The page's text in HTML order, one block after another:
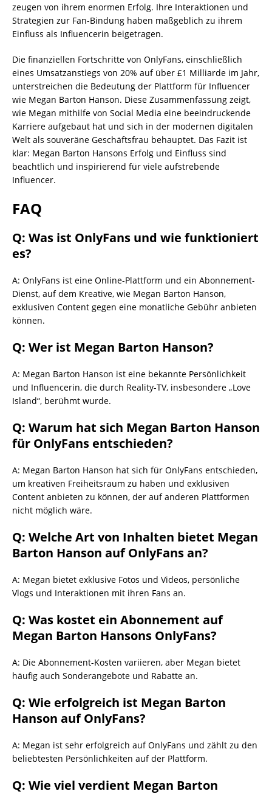
zeugen von ihrem enormen Erfolg. Ihre Interaktionen und
Strategien zur Fan-Bindung haben maßgeblich zu ihrem
Einfluss als Influencerin beigetragen.
Die finanziellen Fortschritte von OnlyFans, einschließlich
eines Umsatzanstiegs von 20% auf über £1 Milliarde im Jahr,
unterstreichen die Bedeutung der Plattform für Influencer
wie Megan Barton Hanson. Diese Zusammenfassung zeigt,
wie Megan mithilfe von Social Media eine beeindruckende
Karriere aufgebaut hat und sich in der modernen digitalen
Welt als souveräne Geschäftsfrau behauptet. Das Fazit ist
klar: Megan Barton Hansons Erfolg und Einfluss sind
beachtlich und inspirierend für viele aufstrebende
Influencer.
FAQ
Q: Was ist OnlyFans und wie funktioniert
es?
A: OnlyFans ist eine Online-Plattform und ein Abonnement-
Dienst, auf dem Kreative, wie Megan Barton Hanson,
exklusiven Content gegen eine monatliche Gebühr anbieten
können.
Q: Wer ist Megan Barton Hanson?
A: Megan Barton Hanson ist eine bekannte Persönlichkeit
und Influencerin, die durch Reality-TV, insbesondere „Love
Island“, berühmt wurde.
Q: Warum hat sich Megan Barton Hanson
für OnlyFans entschieden?
A: Megan Barton Hanson hat sich für OnlyFans entschieden,
um kreativen Freiheitsraum zu haben und exklusiven
Content anbieten zu können, der auf anderen Plattformen
nicht möglich wäre.
Q: Welche Art von Inhalten bietet Megan
Barton Hanson auf OnlyFans an?
A: Megan bietet exklusive Fotos und Videos, persönliche
Vlogs und Interaktionen mit ihren Fans an.
Q: Was kostet ein Abonnement auf
Megan Barton Hansons OnlyFans?
A: Die Abonnement-Kosten variieren, aber Megan bietet
häufig auch Sonderangebote und Rabatte an.
Q: Wie erfolgreich ist Megan Barton
Hanson auf OnlyFans?
A: Megan ist sehr erfolgreich auf OnlyFans und zählt zu den
beliebtesten Persönlichkeiten auf der Plattform.
Q: Wie viel verdient Megan Barton